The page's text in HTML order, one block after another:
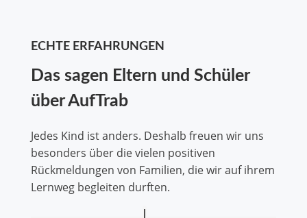
ECHTE ERFAHRUNGEN
Das sagen Eltern und Schüler
über AufTrab
Jedes Kind ist anders. Deshalb freuen wir uns
besonders über die vielen positiven
Rückmeldungen von Familien, die wir auf ihrem
Lernweg begleiten durften.